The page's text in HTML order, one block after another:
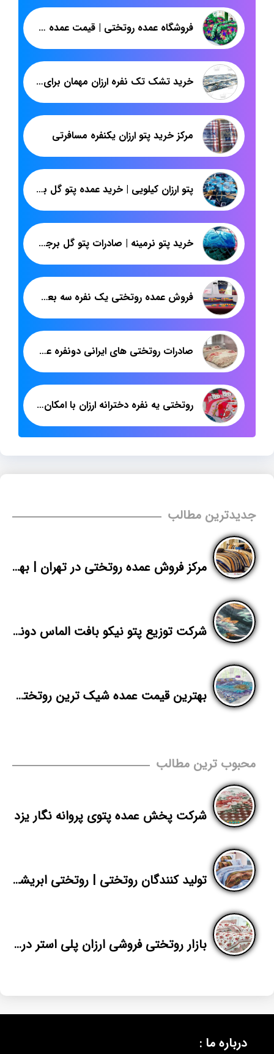
فروشگاه عمده روتختی | قیمت عمده روتختی سنتی از تولیدی | پاندا
خرید تشک تک نفره ارزان مهمان برای صادرات
مرکز خرید پتو ارزان یکنفره مسافرتی
پتو ارزان کیلویی | خرید عمده پتو گل برجسته نیکوبافت
خرید پتو نرمینه | صادرات پتو گل برجسته به عراق
فروش عمده روتختی یک نفره سه بعدی
صادرات روتختی های ایرانی دونفره عروس به ارمنستان
روتختی یه نفره دخترانه ارزان با امکان خرید عمده
جدیدترین مطالب
مرکز فروش عمده روتختی در تهران | بهترین قیمت روتختی یک نفره پلی استر | پاندا
شرکت توزیع پتو نیکو بافت الماس دونفره در تهران
بهترین قیمت عمده شیک ترین روتختی سه بعدی
محبوب ترین مطالب
شرکت پخش عمده پتوی پروانه نگار یزد
تولید کنندگان روتختی | روتختی ابریشم ژاکارد ایرانی دونفره قیمت مناسب
بازار روتختی فروشی ارزان پلی استر در مشهد
درباره ما :